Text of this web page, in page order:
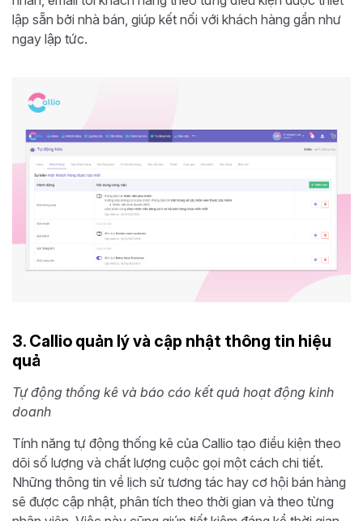
lập sẵn bởi nhà bán, giúp kết nối với khách hàng gần như
ngay lập tức.
3. Callio quản lý và cập nhật thông tin hiệu
quả
Tự động thống kê và báo cáo kết quả hoạt động kinh
doanh
Tính năng tự động thống kê của Callio tạo điều kiện theo
dõi số lượng và chất lượng cuộc gọi một cách chi tiết.
Những thông tin về lịch sử tương tác hay cơ hội bán hàng
sẽ được cập nhật, phân tích theo thời gian và theo từng